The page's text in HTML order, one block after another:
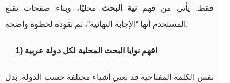
فقط. يأتي من فهم نية البحث محليًا، وبناء صفحات تقنع
المستخدم أنها “الإجابة النهائية”، ثم تقوده لخطوة واضحة.
1) افهم نوايا البحث المحلية لكل دولة عربية
نفس الكلمة المفتاحية قد تعني أشياء مختلفة حسب الدولة. بدل